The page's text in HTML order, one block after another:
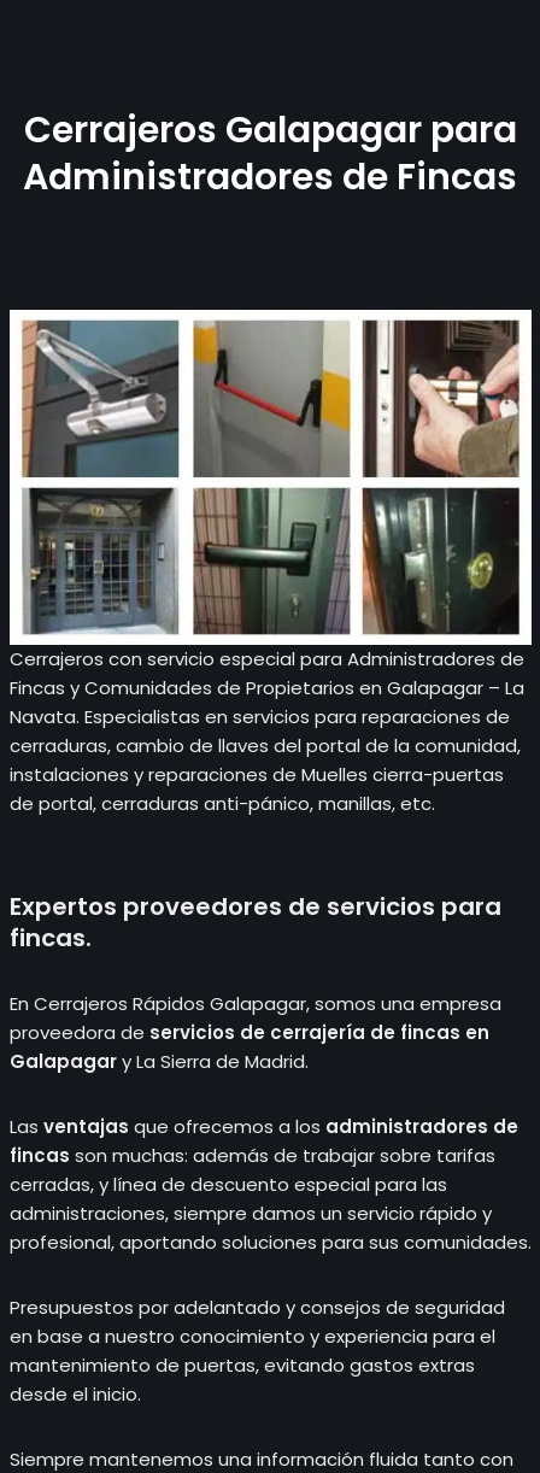
Cerrajeros Galapagar para
Administradores de Fincas
Cerrajeros con servicio especial para Administradores de
Fincas y Comunidades de Propietarios en Galapagar – La
Navata. Especialistas en servicios para reparaciones de
cerraduras, cambio de llaves del portal de la comunidad,
instalaciones y reparaciones de Muelles cierra-puertas
de portal, cerraduras anti-pánico, manillas, etc.
Expertos proveedores de servicios para
fincas.
En Cerrajeros Rápidos Galapagar, somos una empresa
proveedora de servicios de cerrajería de fincas en
Galapagary La Sierra de Madrid.
Las ventajas que ofrecemos a los administradores de
fincas son muchas: además de trabajar sobre tarifas
cerradas, y línea de descuento especial para las
administraciones, siempre damos un servicio rápido y
profesional, aportando soluciones para sus comunidades.
Presupuestos por adelantado y consejos de seguridad
en base a nuestro conocimiento y experiencia para el
mantenimiento de puertas, evitando gastos extras
desde el inicio.
Siempre mantenemos una información fluida tanto con